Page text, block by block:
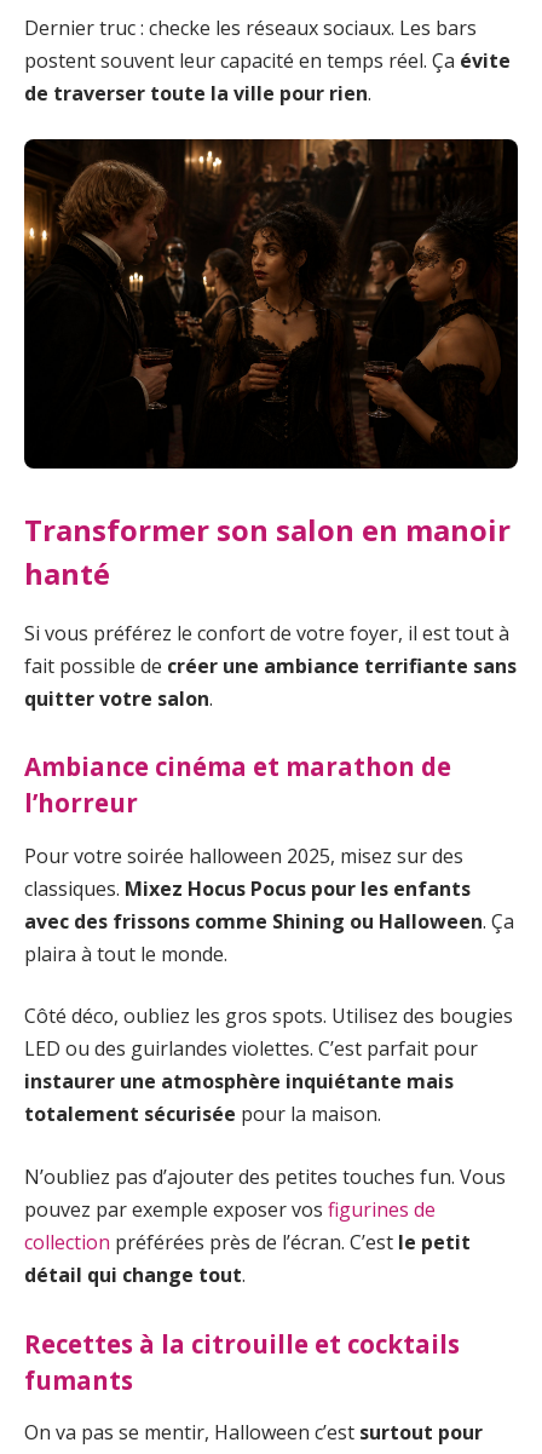
Dernier truc : checke les réseaux sociaux. Les bars
postent souvent leur capacité en temps réel. Ça évite
de traverser toute la ville pour rien.
Transformer son salon en manoir
hanté
Si vous préférez le confort de votre foyer, il est tout à
fait possible de créer une ambiance terrifiante sans
quitter votre salon.
Ambiance cinéma et marathon de
l’horreur
Pour votre soirée halloween 2025, misez sur des
classiques. Mixez Hocus Pocus pour les enfants
avec des frissons comme Shining ou Halloween. Ça
plaira à tout le monde.
Côté déco, oubliez les gros spots. Utilisez des bougies
LED ou des guirlandes violettes. C’est parfait pour
instaurer une atmosphère inquiétante mais
totalement sécurisée pour la maison.
N’oubliez pas d’ajouter des petites touches fun. Vous
pouvez par exemple exposer vos figurines de
collection préférées près de l’écran. C’est le petit
détail qui change tout.
Recettes à la citrouille et cocktails
fumants
On va pas se mentir, Halloween c’est surtout pour